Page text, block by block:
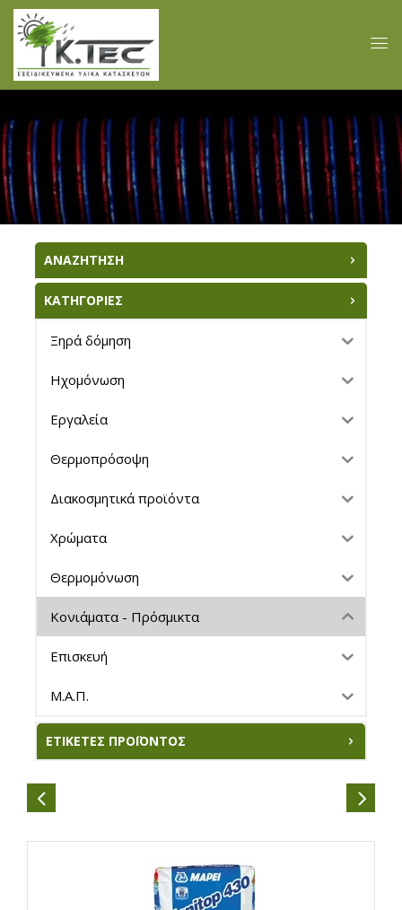
ΑΝΑΖΗΤΗΣΗ
ΚΑΤΗΓΟΡΙΕΣ
Ξηρά δόμηση
Ηχομόνωση
Εργαλεία
Θερμοπρόσοψη
Διακοσμητικά προϊόντα
Χρώματα
Θερμομόνωση
Κονιάματα - Πρόσμικτα
Επισκευή
Μ.Α.Π.
ΕΤΙΚΈΤΕΣ ΠΡΟΪΌΝΤΟΣ